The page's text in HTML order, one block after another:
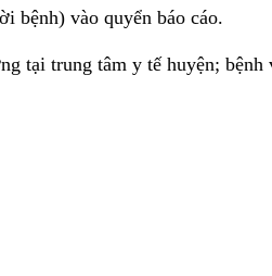
bệnh) vào quyển báo cáo.
tại trung tâm y tế huyện; bệnh